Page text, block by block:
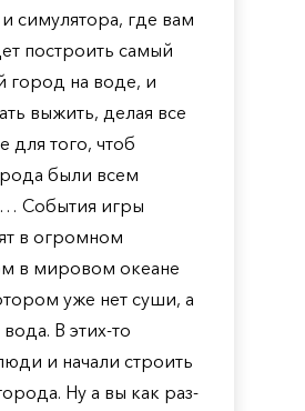
и симулятора, где вам
построить самый
город на воде, и
выжить, делая все
для того, чтоб
были всем
События игры
в огромном
в мировом океане
уже нет суши, а
В этих-то
и начали строить
Ну а вы как раз-